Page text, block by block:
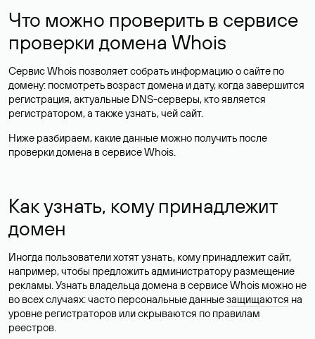
Что можно проверить в сервисе
проверки домена Whois
Сервис Whois позволяет собрать информацию о сайте по
домену: посмотреть возраст домена и дату, когда завершится
регистрация, актуальные DNS-серверы, кто является
регистратором, а также узнать, чей сайт.
Ниже разбираем, какие данные можно получить после
проверки домена в сервисе Whois.
Как узнать, кому принадлежит
домен
Иногда пользователи хотят узнать, кому принадлежит сайт,
например, чтобы предложить администратору размещение
рекламы. Узнать владельца домена в сервисе Whois можно не
во всех случаях: часто персональные данныезащищаются на
уровне регистраторов или скрываются по правилам
реестров.